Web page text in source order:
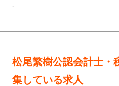
-
松尾繁樹公認会計士・
集している求人